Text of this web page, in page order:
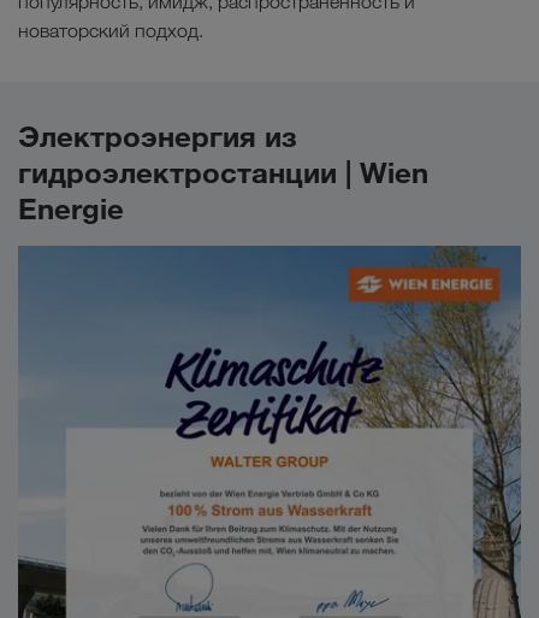
новаторский подход.
Электроэнергия из
гидроэлектростанции | Wien
Energie